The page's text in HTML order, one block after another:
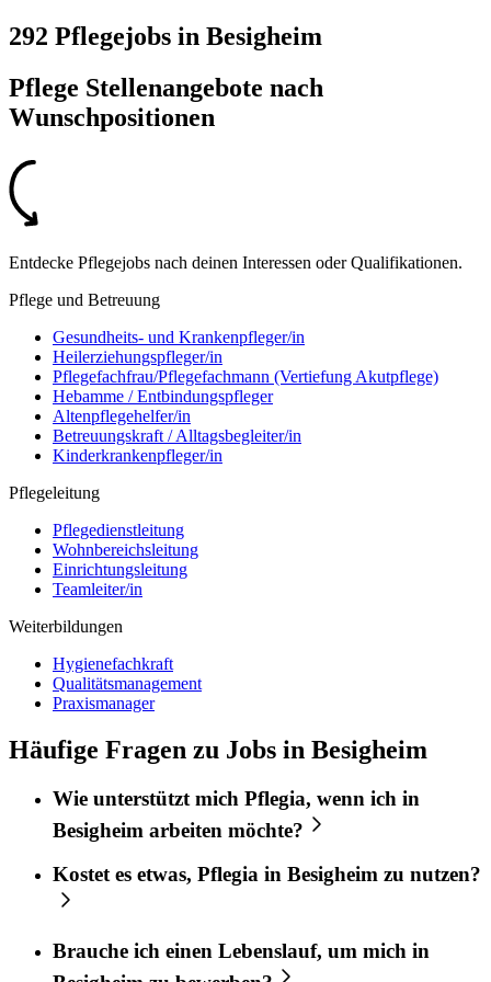
292 Pflegejobs in Besigheim
Pflege Stellenangebote nach
Wunschpositionen
Entdecke Pflegejobs nach deinen Interessen oder Qualifikationen.
Pflege und Betreuung
Gesundheits- und Krankenpfleger/in
Heilerziehungspfleger/in
Pflegefachfrau/Pflegefachmann (Vertiefung Akutpflege)
Hebamme / Entbindungspfleger
Altenpflegehelfer/in
Betreuungskraft / Alltagsbegleiter/in
Kinderkrankenpfleger/in
Pflegeleitung
Pflegedienstleitung
Wohnbereichsleitung
Einrichtungsleitung
Teamleiter/in
Weiterbildungen
Hygienefachkraft
Qualitätsmanagement
Praxismanager
Häufige Fragen zu Jobs in Besigheim
Wie unterstützt mich Pflegia, wenn ich in
Besigheim arbeiten möchte?
Kostet es etwas, Pflegia in Besigheim zu nutzen?
Brauche ich einen Lebenslauf, um mich in